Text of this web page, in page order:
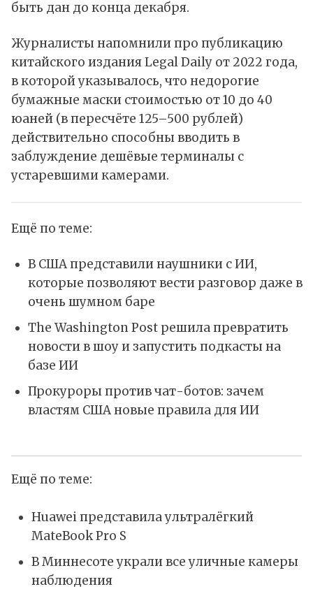
быть дан до конца декабря.
Журналисты напомнили про публикацию
китайского издания Legal Daily от 2022 года,
в которой указывалось, что недорогие
бумажные маски стоимостью от 10 до 40
юаней (в пересчёте 125–500 рублей)
действительно способны вводить в
заблуждение дешёвые терминалы с
устаревшими камерами.
Ещё по теме:
В США представили наушники с ИИ,
которые позволяют вести разговор даже в
очень шумном баре
The Washington Post решила превратить
новости в шоу и запустить подкасты на
базе ИИ
Прокуроры против чат-ботов: зачем
властям США новые правила для ИИ
Ещё по теме:
Huawei представила ультралёгкий
MateBook Pro S
В Миннесоте украли все уличные камеры
наблюдения